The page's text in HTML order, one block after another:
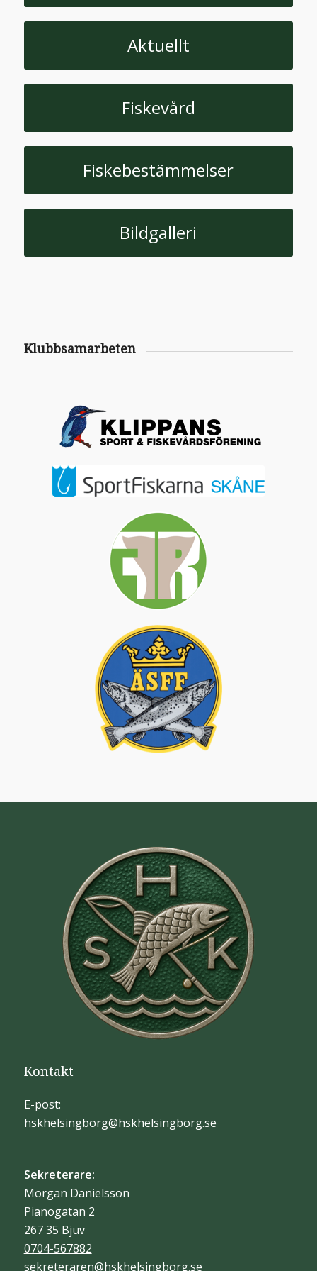
Aktuellt
Fiskevård
Fiskebestämmelser
Bildgalleri
Klubbsamarbeten
Kontakt
E-post:
hskhelsingborg@hskhelsingborg.se
Sekreterare:
Morgan Danielsson
Pianogatan 2
267 35 Bjuv
0704-567882
sekreteraren@hskhelsingborg.se